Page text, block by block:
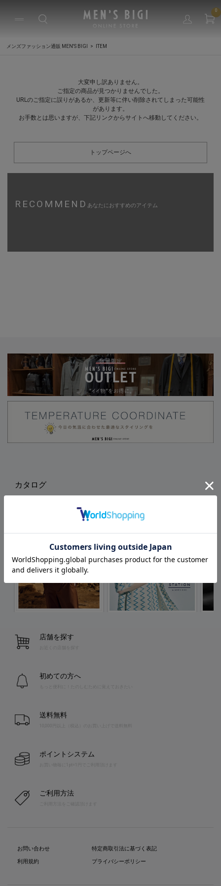
0
メンズファッション通販 MEN'S BIGI ITEM
大変申し訳ありません。
ご指定の商品が見つかりませんでした。
URLのご指定に誤りがあるか、更新等に伴い削除されてしまった可能性
があります。
お手数とは思いますが、下記リンクからサイトへ移動してください。
トップページへ
RECOMMEND あなたにおすすめのアイテム
カタログ
店舗を探す
お近くの店舗を探す
初めての方へ
送料無料
10,000円以上（税込）のお買い上げで送料無料
ポイントシステム
お買い物毎に1pt=1円でご利用頂けます
ご利用方法
お問い合わせ
利用規約
特定商取引法に基づく表記
プライバシーポリシー